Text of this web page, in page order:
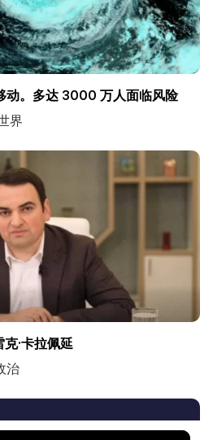
动。多达 3000 万人面临风险
界
·卡拉佩延
治